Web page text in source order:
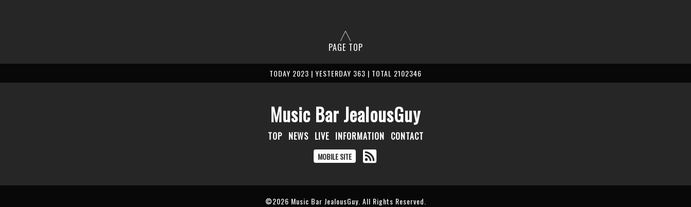
PAGE TOP
TODAY 2023 | YESTERDAY 363 | TOTAL 2102346
Music Bar JealousGuy
TOP NEWS LIVE INFORMATION CONTACT
MOBILE SITE
©2026 Music Bar JealousGuy. All Rights Reserved.